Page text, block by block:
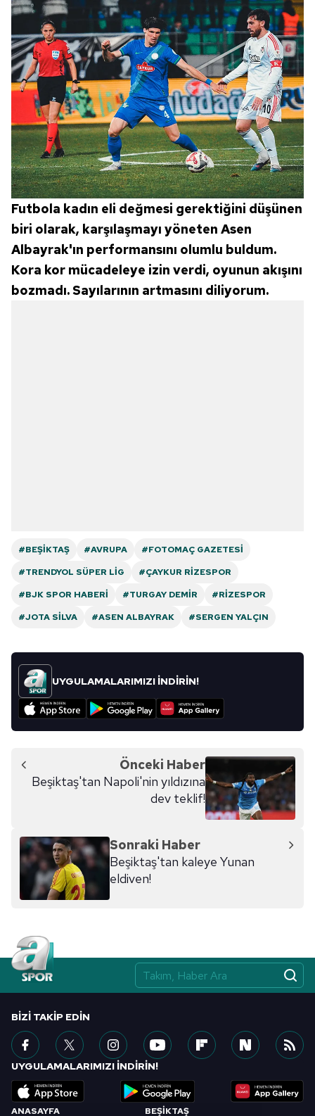
Futbola kadın eli değmesi gerektiğini düşünen
biri olarak, karşılaşmayı yöneten Asen
Albayrak'ın performansını olumlu buldum.
Kora kor mücadeleye izin verdi, oyunun akışını
bozmadı. Sayılarının artmasını diliyorum.
#BEŞIKTAŞ #AVRUPA
#FOTOMAÇ GAZETESI
#TRENDYOL SÜPER LIG
#ÇAYKUR RIZESPOR
#BJK SPOR HABERI
#TURGAY DEMIR
#RIZESPOR
#JOTA SILVA
#ASEN ALBAYRAK #SERGEN YALÇIN
UYGULAMALARIMIZI İNDİRİN!
Önceki Haber
Beşiktaş'tan Napoli'nin yıldızına
dev teklif!
Sonraki Haber
Beşiktaş'tan kaleye Yunan
eldiven!
ANASAYFA BEŞİKTAŞ
BIZI TAKIP EDIN
UYGULAMALARIMIZI İNDİRİN!